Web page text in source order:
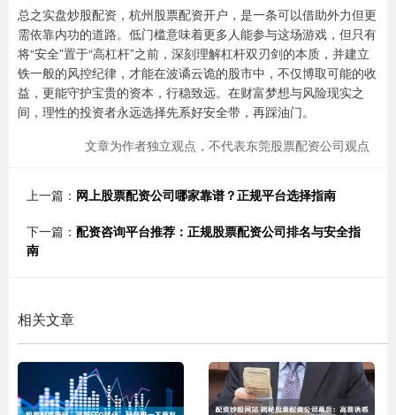
总之实盘炒股配资，杭州股票配资开户，是一条可以借助外力但更
需依靠内功的道路。低门槛意味着更多人能参与这场游戏，但只有
将“安全”置于“高杠杆”之前，深刻理解杠杆双刃剑的本质，并建立
铁一般的风控纪律，才能在波谲云诡的股市中，不仅博取可能的收
益，更能守护宝贵的资本，行稳致远。在财富梦想与风险现实之
间，理性的投资者永远选择先系好安全带，再踩油门。
文章为作者独立观点，不代表东莞股票配资公司观点
上一篇： 网上股票配资公司哪家靠谱？正规平台选择指南
下一篇： 配资咨询平台推荐：正规股票配资公司排名与安全指
南
相关文章